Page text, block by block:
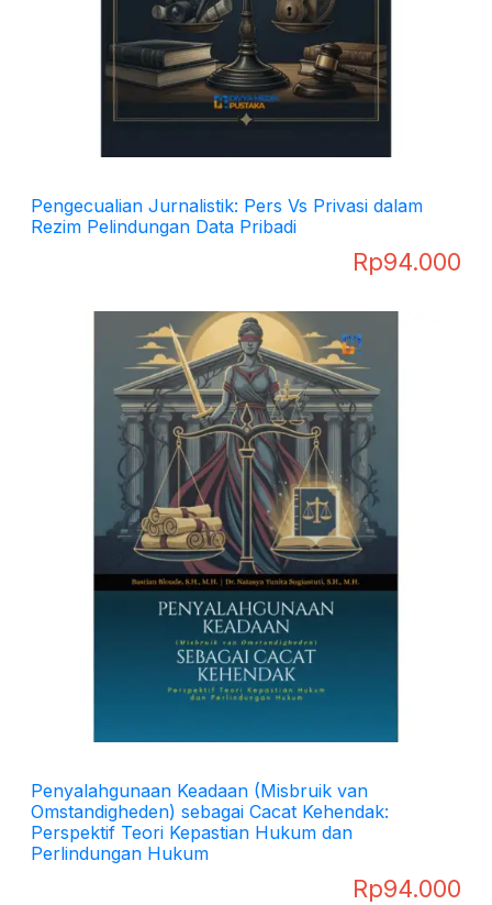
Pengecualian Jurnalistik: Pers Vs Privasi dalam
Rezim Pelindungan Data Pribadi
Rp94.000
Penyalahgunaan Keadaan (Misbruik van
Omstandigheden) sebagai Cacat Kehendak:
Perspektif Teori Kepastian Hukum dan
Perlindungan Hukum
Rp94.000